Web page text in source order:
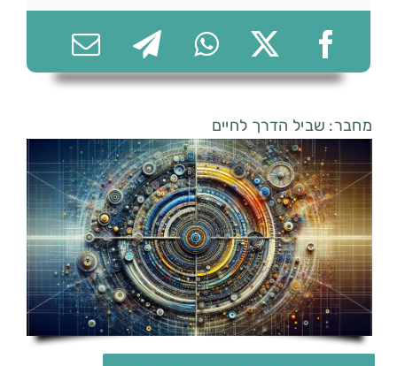
074-7361656
מחבר: שביל הדרך לחיים